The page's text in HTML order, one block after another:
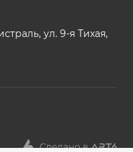
ул. 9-я Тихая,